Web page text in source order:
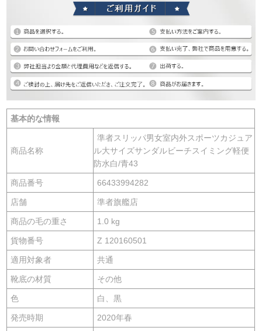
基本的な情報
商品名称
準者スリッパ男女室内外スポーツカジュア
ル大サイズサンダルビーチスイミング軽便
防水白/青43
商品番号 66433994282
店舗 準者旗艦店
商品の毛の重さ 1.0 kg
貨物番号 Z 120160501
適用対象者 共通
靴底の材質 その他
色 白、黒
発売時期 2020年春